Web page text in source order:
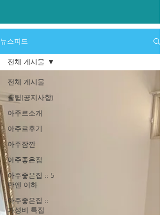
​뉴스피드
전체 게시물
꿀팁(공지사항)
아주르소개
아주르후기
아주잠깐
아주좋은집
아주좋은집 :: 5
만엔 이하
아주좋은집 ::
가성비 특집
전체 게시물